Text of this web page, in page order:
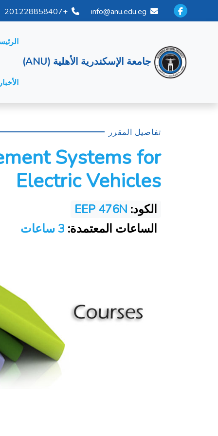
info@anu.edu.eg
+201228858407
جامعة الإسكندرية الأهلية (ANU)
تفاصيل المقرر
Systems for
Electric Vehicles
الكود: EEP 476N
الساعات المعتمدة: